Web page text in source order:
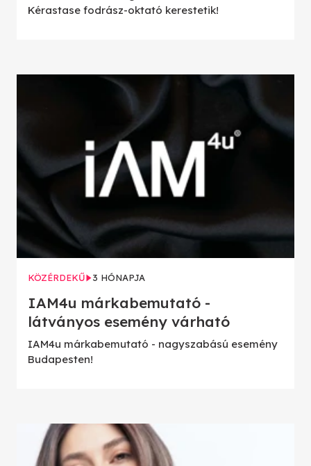
Kérastase fodrász-oktató kerestetik!
KÖZÉRDEKŰ 3 HÓNAPJA
IAM4u márkabemutató -
látványos esemény várható
IAM4u márkabemutató - nagyszabású esemény
Budapesten!